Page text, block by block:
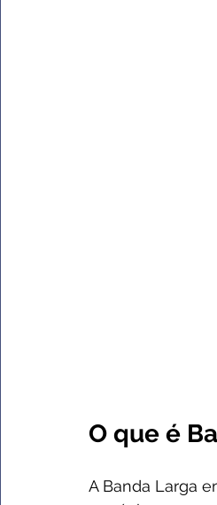
O que é
A Banda Larga